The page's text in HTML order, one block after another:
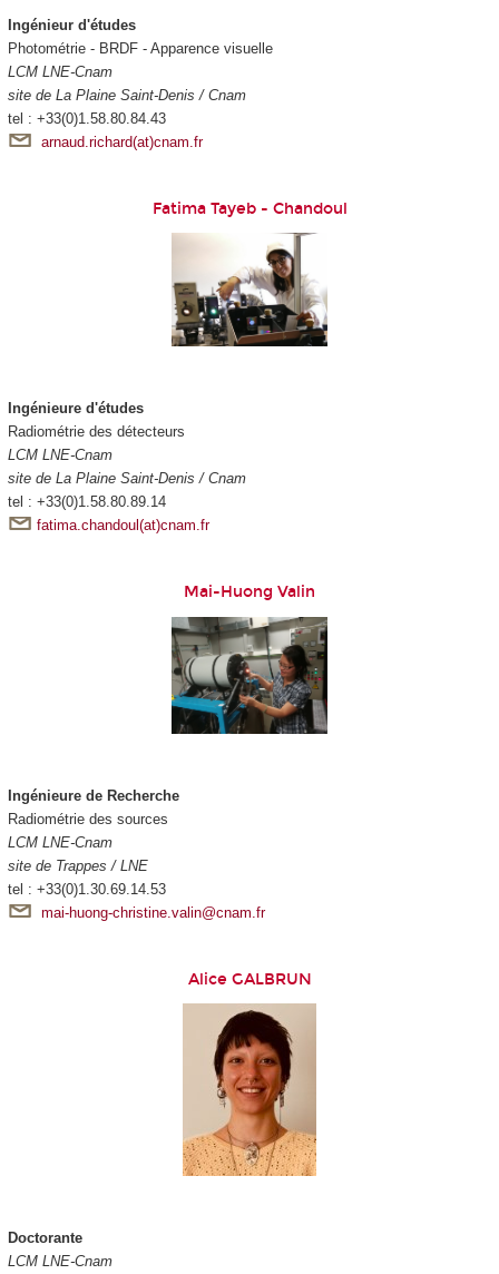
Ingénieur d'études
Photométrie - BRDF - Apparence visuelle
LCM LNE-Cnam
site de La Plaine Saint-Denis / Cnam
tel : +33(0)1.58.80.84.43
arnaud.richard(at)cnam.fr
Fatima Tayeb - Chandoul
Ingénieure d'études
Radiométrie des détecteurs
LCM LNE-Cnam
site de La Plaine Saint-Denis / Cnam
tel : +33(0)1.58.80.89.14
fatima.chandoul(at)cnam.fr
Mai-Huong Valin
Ingénieure de Recherche
Radiométrie des sources
LCM LNE-Cnam
site de Trappes / LNE
tel : +33(0)1.30.69.14.53
mai-huong-christine.valin@cnam.fr
Alice GALBRUN
Doctorante
LCM LNE-Cnam